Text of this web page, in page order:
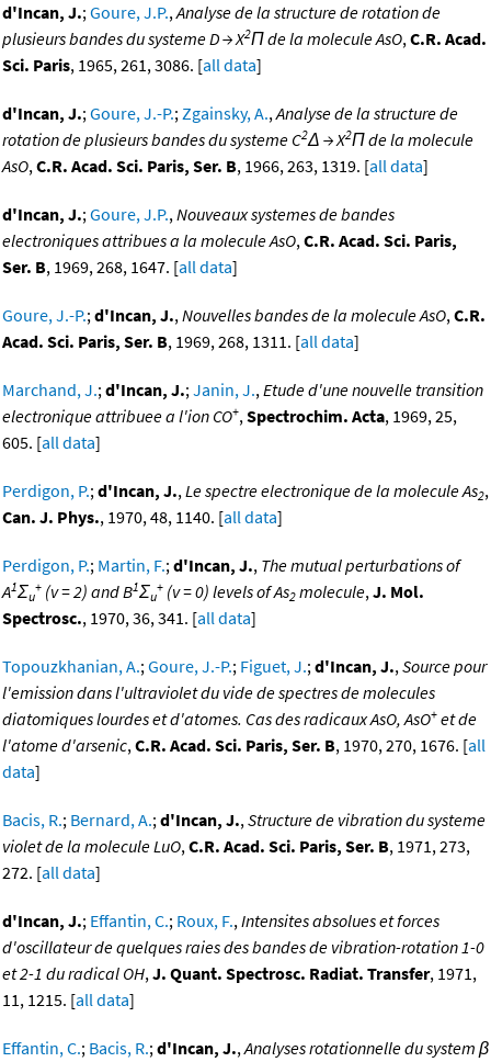
d'Incan, J.;Goure, J.P.,Analyse de la structure de rotation de
plusieurs bandes du systeme D → X2Π de la molecule AsO,C.R. Acad.
Sci. Paris, 1965, 261, 3086. [all data]
d'Incan, J.;Goure, J.-P.;Zgainsky, A.,Analyse de la structure de
rotation de plusieurs bandes du systeme C2Δ → X2Π de la molecule
AsO,C.R. Acad. Sci. Paris, Ser. B, 1966, 263, 1319. [all data]
d'Incan, J.;Goure, J.P.,Nouveaux systemes de bandes
electroniques attribues a la molecule AsO,C.R. Acad. Sci. Paris,
Ser. B, 1969, 268, 1647. [all data]
Goure, J.-P.;d'Incan, J.,Nouvelles bandes de la molecule AsO,C.R.
Acad. Sci. Paris, Ser. B, 1969, 268, 1311. [all data]
Marchand, J.;d'Incan, J.;Janin, J.,Etude d'une nouvelle transition
electronique attribuee a l'ion CO+,Spectrochim. Acta, 1969, 25,
605. [all data]
Perdigon, P.;d'Incan, J.,Le spectre electronique de la molecule As2,
Can. J. Phys., 1970, 48, 1140. [all data]
Perdigon, P.; Martin, F.;d'Incan, J., The mutual perturbations of
A1Σu
+ (v = 2) and B1Σu
+ (v = 0) levels of As2 molecule,J. Mol.
Spectrosc., 1970, 36, 341. [all data]
Topouzkhanian, A.;Goure, J.-P.; Figuet, J.;d'Incan, J.,Source pour
l'emission dans l'ultraviolet du vide de spectres de molecules
diatomiques lourdes et d'atomes. Cas des radicaux AsO, AsO+ et de
l'atome d'arsenic,C.R. Acad. Sci. Paris, Ser. B, 1970, 270, 1676. [all
data]
Bacis, R.; Bernard, A.;d'Incan, J.,Structure de vibration du systeme
violet de la molecule LuO,C.R. Acad. Sci. Paris, Ser. B, 1971, 273,
272. [all data]
d'Incan, J.; Effantin, C.; Roux, F.,Intensites absolues et forces
d'oscillateur de quelques raies des bandes de vibration-rotation 1-0
et 2-1 du radical OH,J. Quant. Spectrosc. Radiat. Transfer, 1971,
11, 1215. [all data]
Effantin, C.; Bacis, R.;d'Incan, J.,Analyses rotationnelle du system β